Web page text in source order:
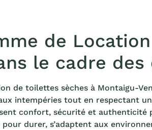
de
le cadre des
de toilettes sèches à Montaigu-
intempéries tout en respectant
confort, sécurité et authenticité
durer, s’adaptent aux